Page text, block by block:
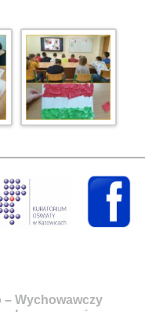
Wychowawczy